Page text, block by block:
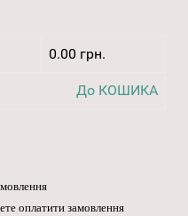
0.00 грн.
До КОШИКА
оплатити замовлення